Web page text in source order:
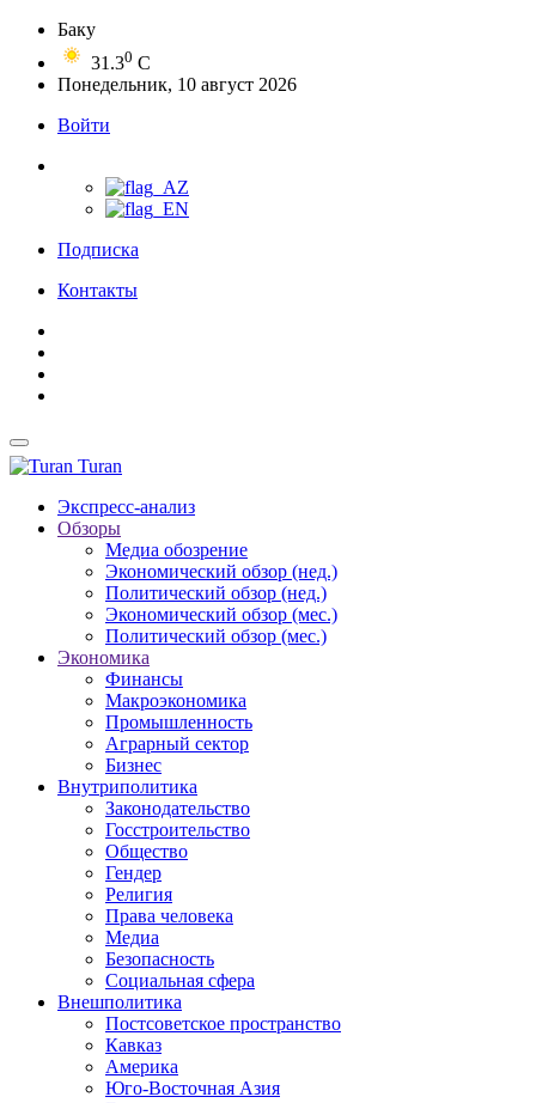
Баку
31.30 C
Понедельник, 10 август 2026
Войти
Подписка
Контакты
Turan
Экспресс-анализ
Обзоры
Медиа обозрение
Экономический обзор (нед.)
Политический обзор (нед.)
Экономический обзор (мес.)
Политический обзор (мес.)
Экономика
Финансы
Макроэкономика
Промышленность
Аграрный сектор
Бизнес
Внутриполитика
Законодательство
Госстроительство
Общество
Гендер
Религия
Права человека
Медиа
Безопасность
Социальная сфера
Внешполитика
Постсоветское пространство
Кавказ
Америка
Юго-Восточная Азия